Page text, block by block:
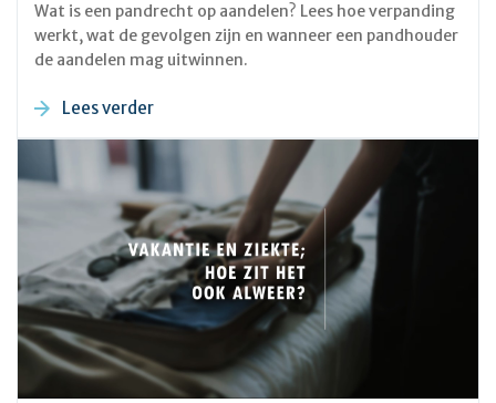
Wat is een pandrecht op aandelen? Lees hoe verpanding
werkt, wat de gevolgen zijn en wanneer een pandhouder
de aandelen mag uitwinnen.
Lees verder